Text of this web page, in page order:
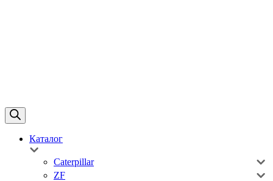
Каталог
Caterpillar
ZF